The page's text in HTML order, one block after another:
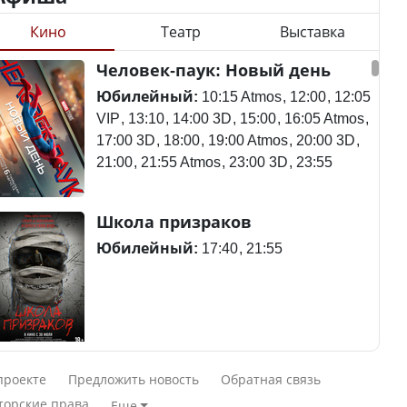
ли представлены
регионов в
төменгі жалақы,
экология: жеті
сайлаушылармен
талқылап жатыр?
зарплата,
говорят с
Станет ли
метапневмовирус
эпидемией, рассказали в
ВОЗ
потерпел крушение в
Южной Корее, погибли
120 человек
Актау: Путин принес
Кино Театр Выставка
Человек-паук: Новый день
Юбилейный: 10:15 Atmos 12:00 12:05
VIP 13:10 14:00 3D 15:00 16:05 Atmos
17:00 3D 18:00 19:00 Atmos 20:00 3D
21:00 21:55 Atmos 23:00 3D 23:55
Школа призраков
Юбилейный: 17:40 21:55
Смешарики сквозь вселенные
Юбилейный:
Предложить новость
Обратная связь